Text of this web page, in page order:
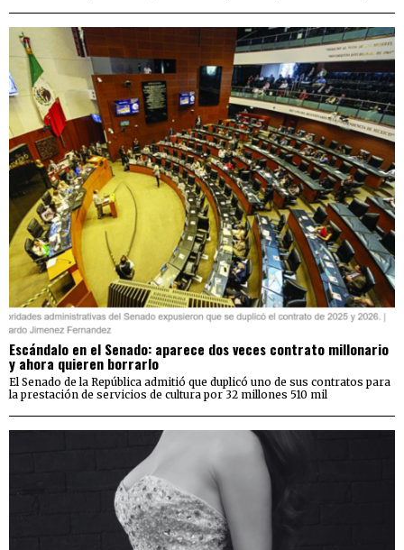
Escándalo en el Senado: aparece dos veces contrato millonario
y ahora quieren borrarlo
El Senado de la República admitió que duplicó uno de sus contratos para
la prestación de servicios de cultura por 32 millones 510 mil